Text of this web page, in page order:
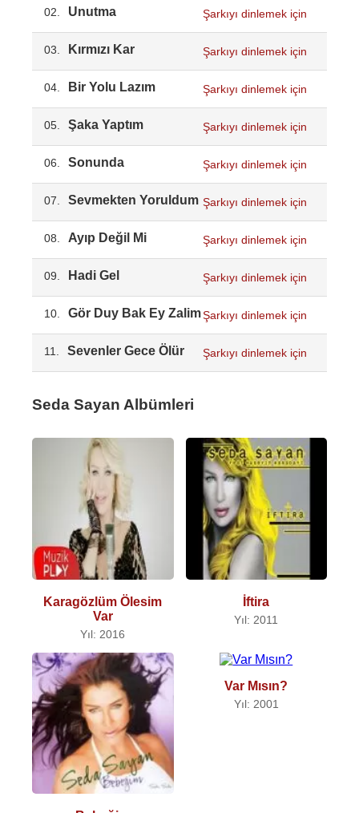
02. Unutma Şarkıyı dinlemek için
03. Kırmızı Kar Şarkıyı dinlemek için
04. Bir Yolu Lazım Şarkıyı dinlemek için
05. Şaka Yaptım Şarkıyı dinlemek için
06. Sonunda Şarkıyı dinlemek için
07. Sevmekten Yoruldum Şarkıyı dinlemek için
08. Ayıp Değil Mi Şarkıyı dinlemek için
09. Hadi Gel Şarkıyı dinlemek için
10. Gör Duy Bak Ey ZalimŞarkıyı dinlemek için
11. Sevenler Gece Ölür Şarkıyı dinlemek için
Seda Sayan Albümleri
Karagözlüm Ölesim
Var
Yıl: 2016
İftira
Yıl: 2011
Var Mısın?
Yıl: 2001